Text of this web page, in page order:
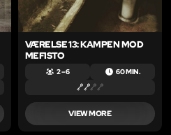
VÆRELSE 13: KAMPEN MOD
MEFISTO
2 – 6 60 MIN.
VIEW MORE